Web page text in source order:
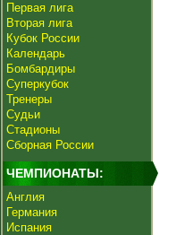
Первая лига
Вторая лига
Кубок России
Календарь
Бомбардиры
Суперкубок
Тренеры
Судьи
Стадионы
Сборная России
ЧЕМПИОНАТЫ:
Англия
Германия
Испания